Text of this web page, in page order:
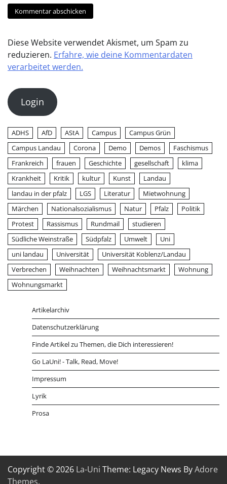
Diese Website verwendet Akismet, um Spam zu
reduzieren. Erfahre, wie deine Kommentardaten
verarbeitet werden.
Login
ADHS AfD AStA Campus
Campus Grün
Campus Landau
Corona Demo Demos
Faschismus
Frankreich
frauen Geschichte gesellschaft
klima
Krankheit
Kritik kultur Kunst
Landau
landau in der pfalz
LGS Literatur
Mietwohnung
Märchen
Nationalsozialismus Natur Pfalz
Politik
Protest
Rassismus Rundmail
studieren
Südliche Weinstraße
Südpfalz Umwelt
Uni
uni landau
Universität
Universität Koblenz/Landau
Verbrechen
Weihnachten Weihnachtsmarkt
Wohnung
Wohnungsmarkt
Artikelarchiv
Datenschutzerklärung
Finde Artikel zu Themen, die Dich interessieren!
Go LaUni! - Talk, Read, Move!
Impressum
Lyrik
Prosa
Copyright © 2026 La-Uni Theme: Legacy News ByAdore
Themes.